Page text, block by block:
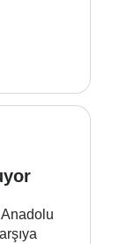
Anadolu